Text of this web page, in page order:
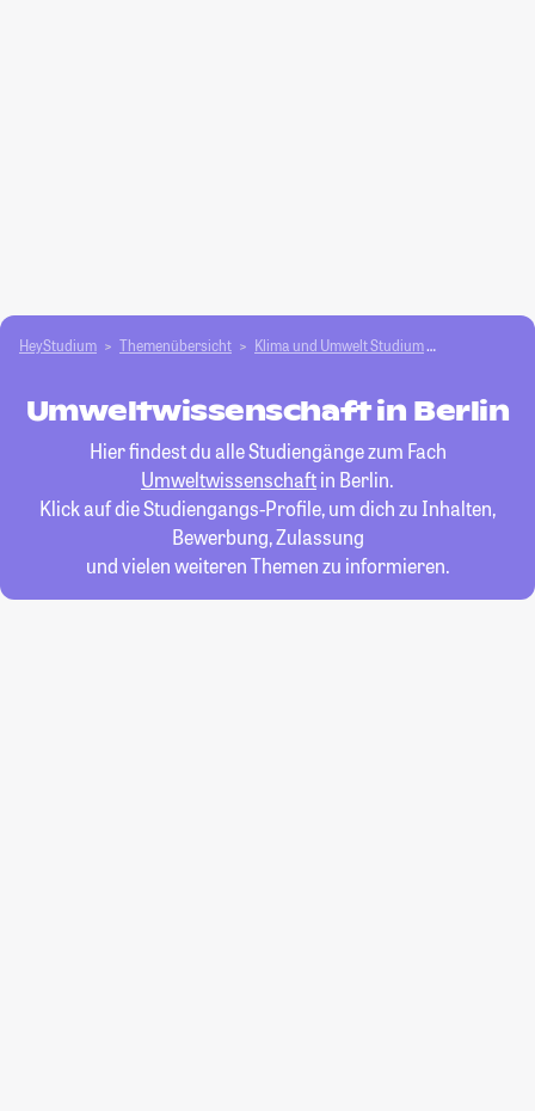
HeyStudium Themenübersicht Klima und Umwelt Studium
Umweltwissenschaft in Berlin
Hier findest du alle Studiengänge zum Fach
Umweltwissenschaftin Berlin.
Klick auf die Studiengangs-Profile, um dich zu Inhalten,
Bewerbung, Zulassung
und vielen weiteren Themen zu informieren.